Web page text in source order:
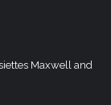
Maxwell and